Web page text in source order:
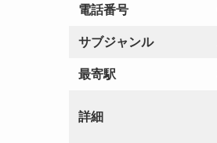
電話番号
サブジャンル
最寄駅
詳細